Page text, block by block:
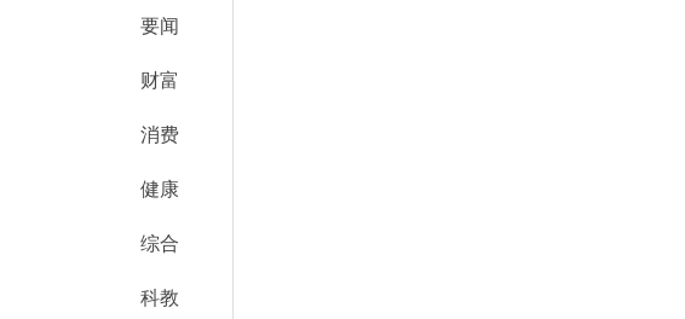
要闻
财富
消费
健康
综合
科教